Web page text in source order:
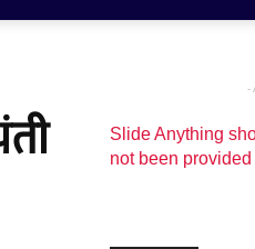
-
Slide Anything
not been provided